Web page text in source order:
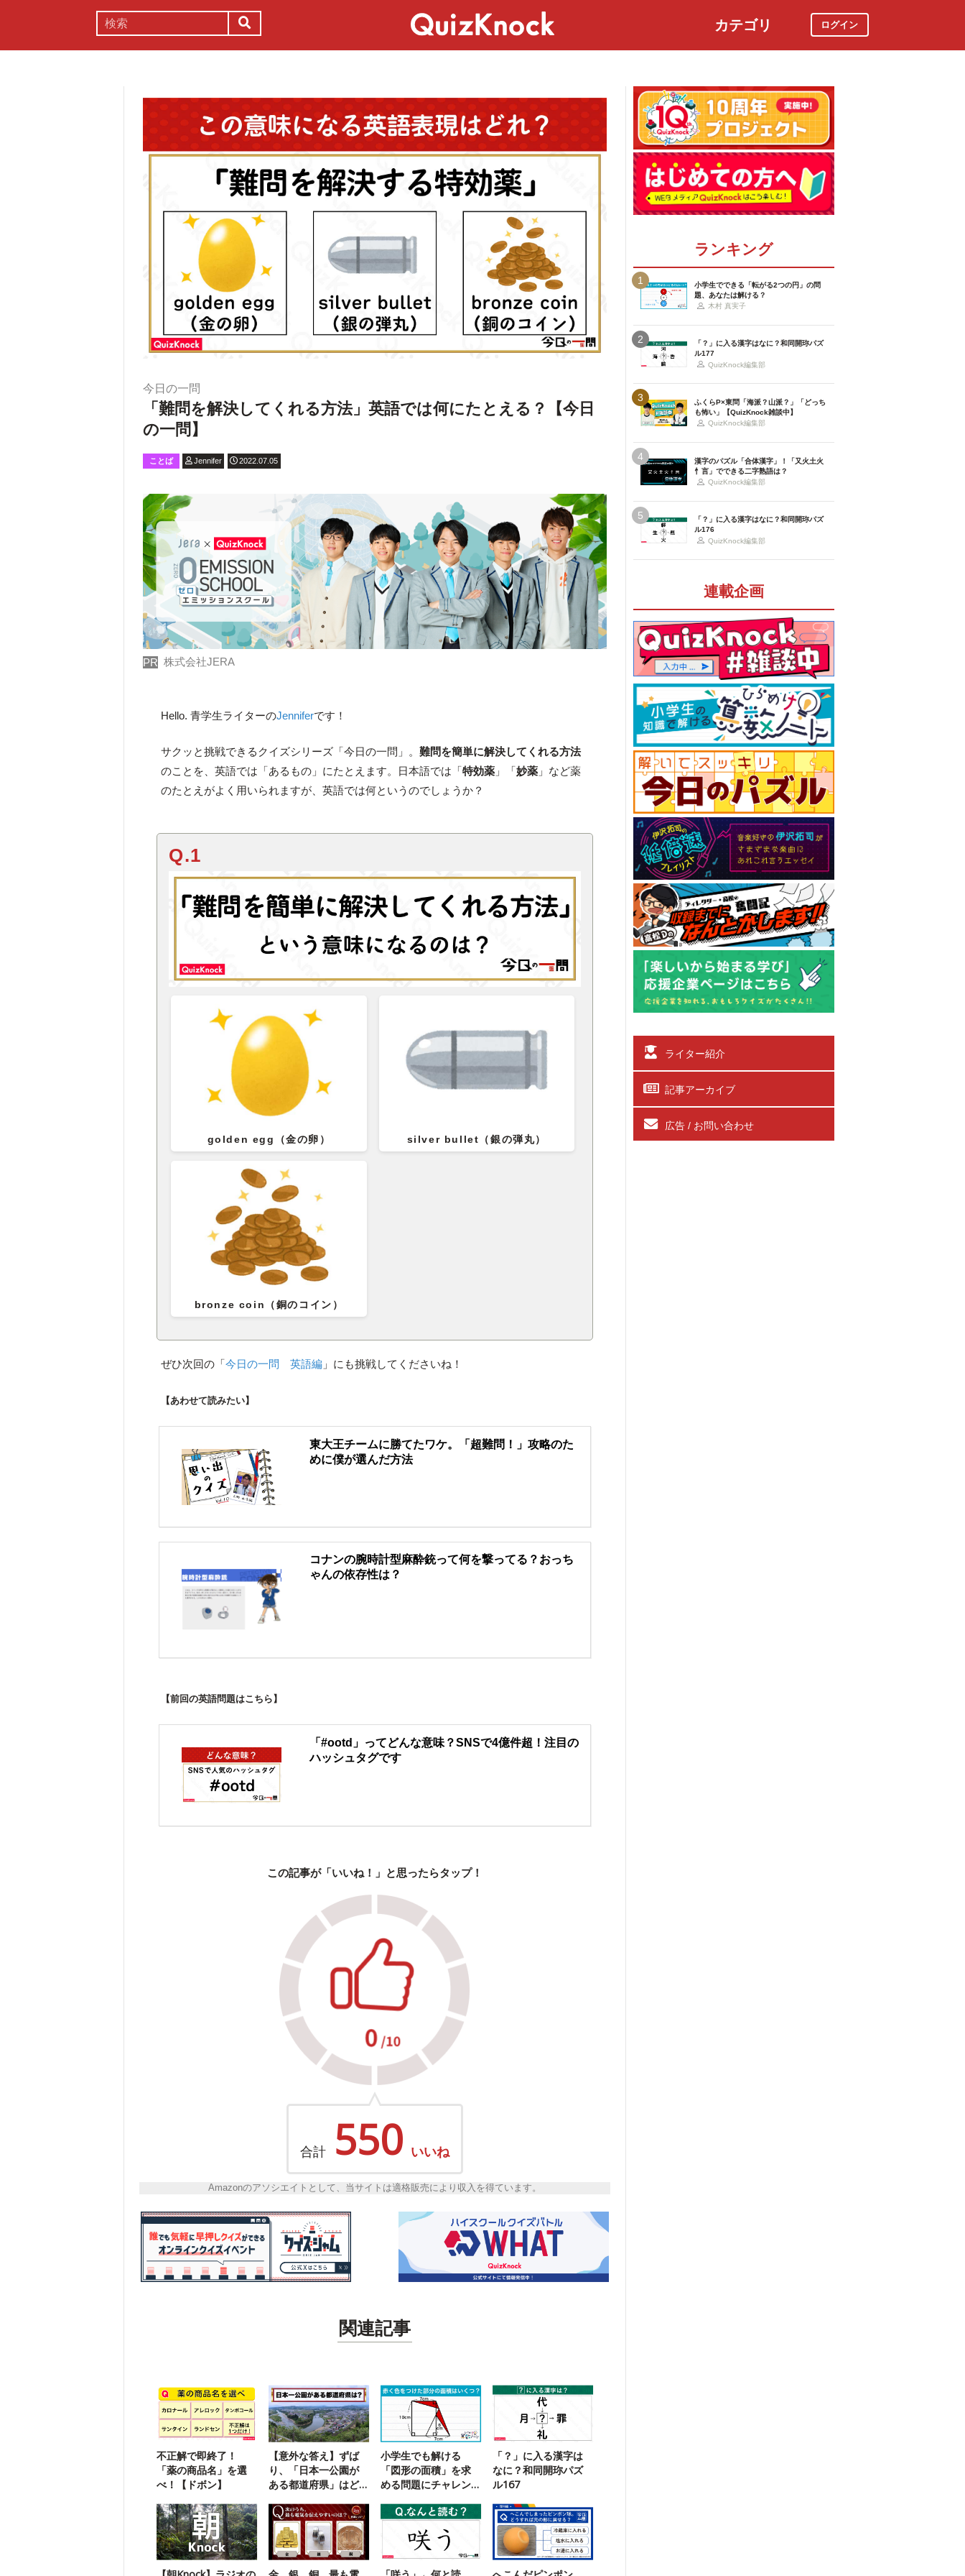
カテゴリ ログイン
今日の一問
「難問を解決してくれる方法」英語では何にたとえる？【今日
の一問】
ことば Jennifer 2022.07.05
PR 株式会社JERA
Hello. 青学生ライターのJenniferです！
サクッと挑戦できるクイズシリーズ「今日の一問」。難問を簡単に解決してくれる方法
のことを、英語では「あるもの」にたとえます。日本語では「特効薬 」「妙薬 」など薬
のたとえがよく用いられますが、英語では何というのでしょうか？
Q.1
golden egg（金の卵） silver bullet（銀の弾丸）
bronze coin（銅のコイン）
ぜひ次回の「今日の一問 英語編 」にも挑戦してくださいね！
【あわせて読みたい】
東大王チームに勝てたワケ。「超難問！」攻略のた
めに僕が選んだ方法
コナンの腕時計型麻酔銃って何を撃ってる？おっち
ゃんの依存性は？
【前回の英語問題はこちら】
「#ootd」ってどんな意味？SNSで4億件超！注目の
ハッシュタグです
この記事が「いいね！」と思ったらタップ！
合計 550 いいね
Amazonのアソシエイトとして、当サイトは適格販売により収入を得ています。
関連記事
不正解で即終了！
「薬の商品名」を選
べ！【ドボン】
【意外な答え】ずば
り、「日本一公園が
ある都道府県」はど
小学生でも解ける
「図形の面積」を求
める問題にチャレン
「？」に入る漢字は
なに？和同開珎パズ
ル167
ランキング
1
小学生でできる「転がる2つの円」の問
題、あなたは解ける？
木村 真実子
2
「？」に入る漢字はなに？和同開珎パズ
ル177
QuizKnock編集部
3
ふくらP×東問「海派？山派？」「どっち
も怖い」【QuizKnock雑談中】
QuizKnock編集部
4
漢字のパズル「合体漢字」！「又火土火
忄言」でできる二字熟語は？
QuizKnock編集部
5
「？」に入る漢字はなに？和同開珎パズ
ル176
QuizKnock編集部
連載企画
ライター紹介
記事アーカイブ
広告 / お問い合わせ